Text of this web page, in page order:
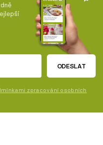
ODESLAT
zpracování osobních